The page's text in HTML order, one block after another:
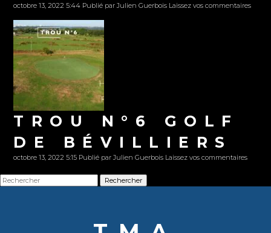
octobre 13, 2022 5:44 Publié parJulien Guerbois Laissez vos commentaires
TROU N°6 GOLF
DE BÉVILLIERS
octobre 13, 2022 5:15 Publié parJulien Guerbois Laissez vos commentaires
Rechercher